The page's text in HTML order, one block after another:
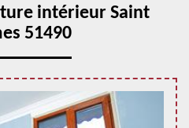
intérieur Saint
51490